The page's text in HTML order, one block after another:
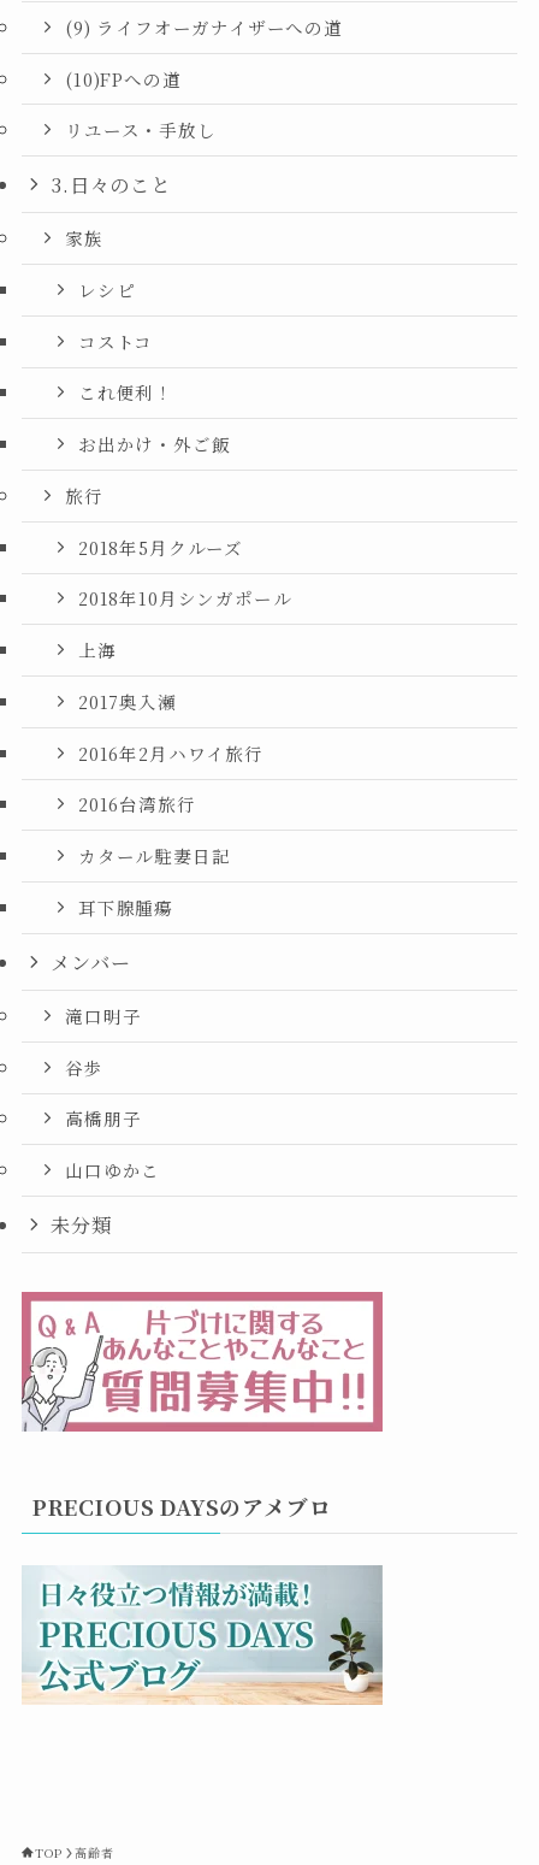
(9) ライフオーガナイザーへの道
(10)FPへの道
リユース・手放し
3.日々のこと
家族
レシピ
コストコ
これ便利！
お出かけ・外ご飯
旅行
2018年5月クルーズ
2018年10月シンガポール
上海
2017奥入瀬
2016年2月ハワイ旅行
2016台湾旅行
カタール駐妻日記
耳下腺腫瘍
メンバー
滝口明子
谷歩
高橋朋子
山口ゆかこ
未分類
PRECIOUS DAYSのアメブロ
TOP 高齢者